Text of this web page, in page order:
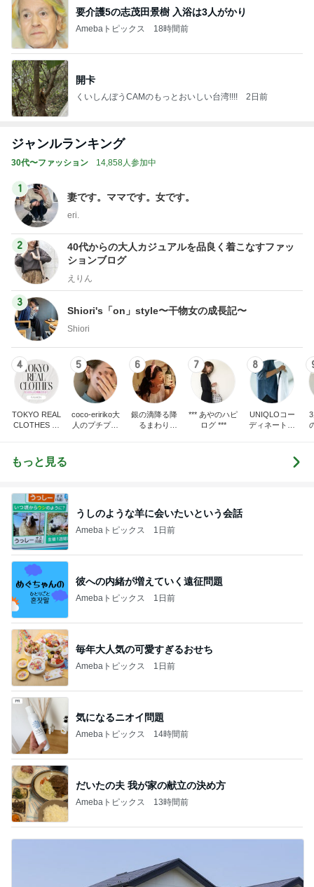
要介護5の志茂田景樹 入浴は3人がかり
Amebaトピックス 18時間前
開卡
くいしんぼうCAMのもっとおいしい台湾!!!! 2日前
ジャンルランキング
30代〜ファッション 14,858人参加中
1
妻です。ママです。女です。
eri.
2
40代からの大人カジュアルを品良く着こなすファッ
ションブログ
えりん
3
Shiori's「on」style〜干物女の成長記〜
Shiori
4
TOKYO REAL
CLOTHES 大
5
coco-eririko大
人のプチプラ
6
銀の滴降る降
るまわり
7
*** あやのハピ
ログ ***
8
UNIQLOコー
ディネート日
もっと見る
うしのような羊に会いたいという会話
Amebaトピックス 1日前
彼への内緒が増えていく遠征問題
Amebaトピックス 1日前
毎年大人気の可愛すぎるおせち
Amebaトピックス 1日前
気になるニオイ問題
Amebaトピックス 14時間前
だいたの夫 我が家の献立の決め方
Amebaトピックス 13時間前